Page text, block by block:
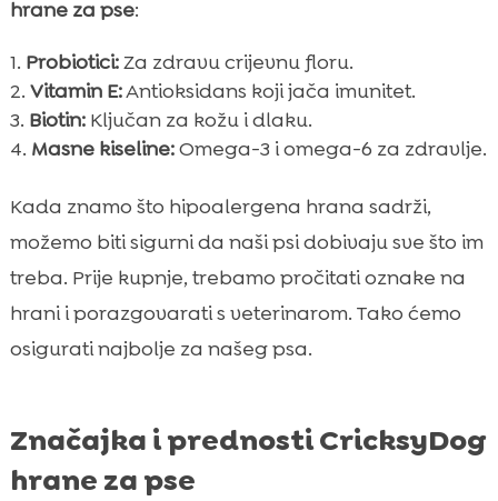
hrane za pse:
Probiotici:Za zdravu crijevnu floru.
Vitamin E:Antioksidans koji jača imunitet.
Biotin:Ključan za kožu i dlaku.
Masne kiseline:Omega-3 i omega-6 za zdravlje.
Kada znamo što hipoalergena hrana sadrži,
možemo biti sigurni da naši psi dobivaju sve što im
treba. Prije kupnje, trebamo pročitati oznake na
hrani i porazgovarati s veterinarom. Tako ćemo
osigurati najbolje za našeg psa.
Značajka i prednosti CricksyDog
hrane za pse